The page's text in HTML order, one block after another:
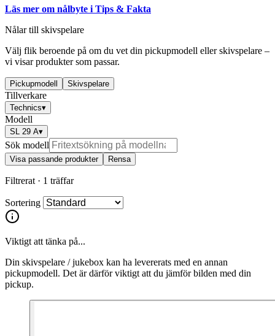
Läs mer om nålbyte i Tips & Fakta
Nålar till skivspelare
Välj flik beroende på om du vet din pickupmodell eller skivspelare –
vi visar produkter som passar.
Pickupmodell Skivspelare
Tillverkare
Technics▾
Modell
SL 29 A▾
Sök modell
Visa passande produkter Rensa
Filtrerat · 1 träffar
Sortering
Viktigt att tänka på...
Din skivspelare / jukebox kan ha levererats med en annan
pickupmodell. Det är därför viktigt att du jämför bilden med din
pickup.